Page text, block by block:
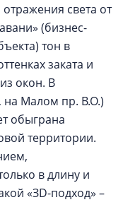
света от
(бизнес-
тон в
заката и
окон. В
на Малом пр. В.О.)
обыграна
территории.
в длину и
«ЗD-подход» –